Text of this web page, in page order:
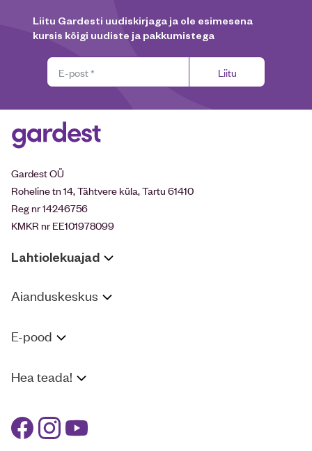
Liitu Gardesti uudiskirjaga ja ole esimesena
kursis kõigi uudiste ja pakkumistega
Liitu
Gardest OÜ
Roheline tn 14, Tähtvere küla, Tartu 61410
Reg nr 14246756
KMKR nr EE101978099
Lahtiolekuajad
Aianduskeskus
E-pood
Hea teada!